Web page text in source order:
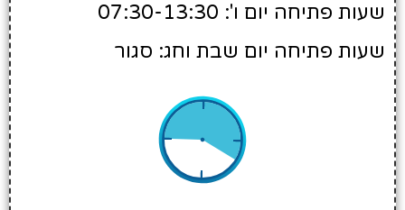
שעות פתיחה יום ו': 07:30-13:30
שעות פתיחה יום שבת וחג: סגור